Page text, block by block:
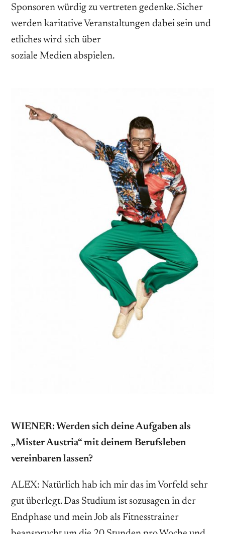
Sponsoren würdig zu vertreten gedenke. Sicher
werden karitative Veranstaltungen dabei sein und
etliches wird sich über
soziale Medien abspielen.
WIENER: Werden sich deine Aufgaben als
„Mister Austria“ mit deinem Berufsleben
vereinbaren lassen?
ALEX: Natürlich hab ich mir das im Vorfeld sehr
gut überlegt. Das Studium ist sozusagen in der
Endphase und mein Job als Fitnesstrainer